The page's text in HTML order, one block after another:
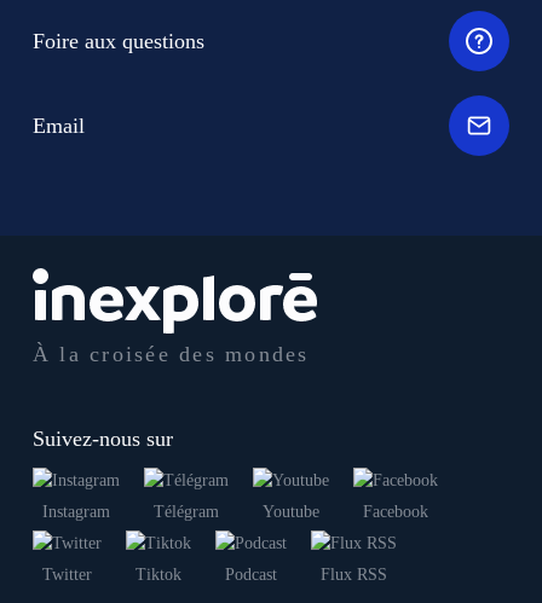
À la croisée des mondes
Suivez-nous sur
Instagram Télégram Youtube Facebook
Twitter Tiktok Podcast Flux RSS
Foire aux questions
Email